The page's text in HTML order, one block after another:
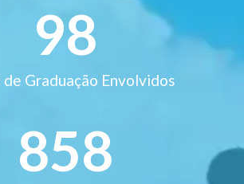
de Graduação Envolvidos
98
858